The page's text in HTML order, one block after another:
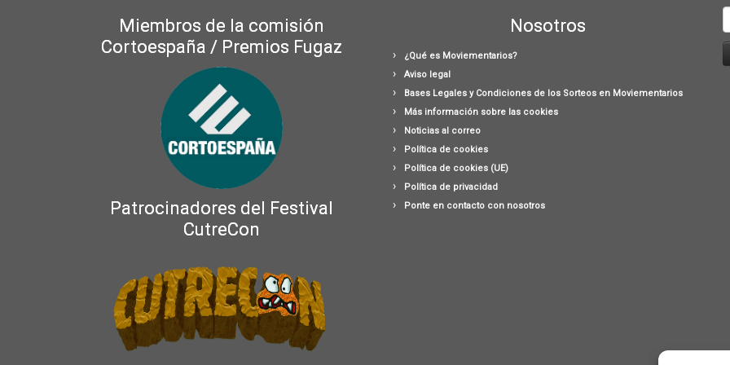
Miembros de la comisión
Cortoespaña / Premios Fugaz
Patrocinadores del Festival
CutreCon
Nosotros
¿Qué es Moviementarios?
Aviso legal
Bases Legales y Condiciones de los Sorteos en Moviementarios
Más información sobre las cookies
Noticias al correo
Política de cookies
Política de cookies (UE)
Política de privacidad
Ponte en contacto con nosotros